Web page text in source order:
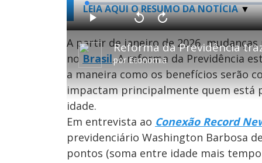
LEIA AQUI O RESUMO DA NOTÍCIA
Reforma da Previdência
porEconomia
P
l
a
y
V
o
t
a
r
1
s
e
u
A
v
a
r
0
s
g
s
L
o
a
d
e
:
0
.
6
0
%
A partir de janeiro de 2026,
no Brasil. A reforma da Previdência
a maneira como os benefícios serão
impactam principalmente quem está
idade.
Em entrevista ao Conexão Record
previdenciário Washington Barbosa
pontos (soma entre idade mais